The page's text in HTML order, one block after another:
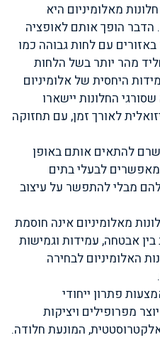
מאלומיניום היא
הדבר הופך אותם לאופציה
באזורים עם לחות גבוהה כמו
מהר יותר בשל הלחות
היחסית של אלומיניום
החלונות יישארו
לאורך זמן, עם תחזוקה
להתאים אותם באופן
מאפשרים לבעלי בתים
מבלי להתפשר על עיצוב
מאלומיניום אינה חוסמת
אבטחה, עמידות וגמישות
האלומיניום לבחירה
פתרון ייחודי
מפרופילים ויציקות
אלקטרוסטטית, המונעת חלודה.